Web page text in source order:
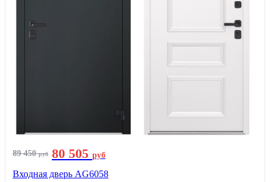
89 450руб 80 505 руб
Входная дверь AG6058